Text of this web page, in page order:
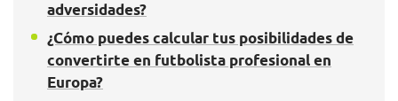
adversidades?
¿Cómo puedes calcular tus posibilidades de
convertirte en futbolista profesional en
Europa?